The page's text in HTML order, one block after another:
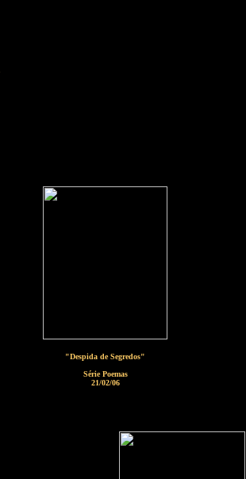
"Despida de Segredos"
Série Poemas
21/02/06